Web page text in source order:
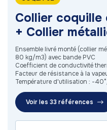
Collier coquille
+ Collier
Ensemble livré monté (collier
80 kg/m3) avec bande PVC
Coefficient de conductivité
Facteur de résistance à la
Température d'utilisation : -
Voir les 33 références